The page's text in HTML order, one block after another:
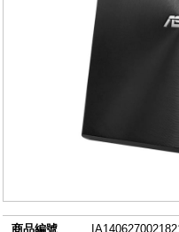
商品編號